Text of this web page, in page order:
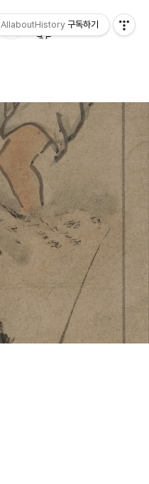
AllaboutHistory 구독하기